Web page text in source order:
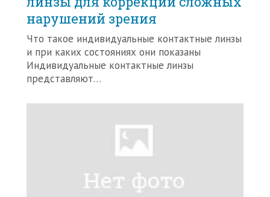
нарушений зрения
Что такое индивидуальные контактные линзы
и при каких состояниях они показаны
Индивидуальные контактные линзы
представляют…